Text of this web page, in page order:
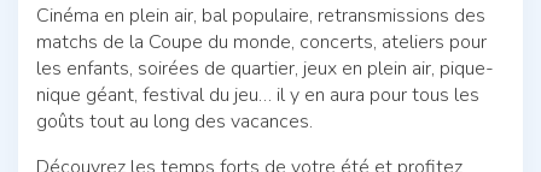
Cinéma en plein air, bal populaire, retransmissions des
matchs de la Coupe du monde, concerts, ateliers pour
les enfants, soirées de quartier, jeux en plein air, pique-
nique géant, festival du jeu… il y en aura pour tous les
goûts tout au long des vacances.